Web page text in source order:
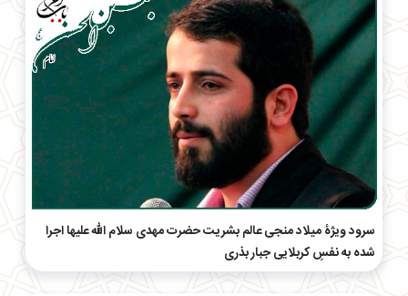
سرود ویژۀ میلاد منجی عالم بشریت حضرت مهدی سلام الله علیها اجرا
شده به نفسِ کربلایی جبار بذری